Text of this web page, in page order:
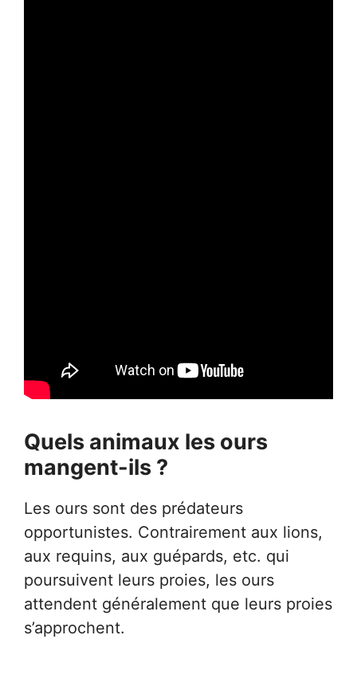
Quels animaux les ours
mangent-ils ?
Les ours sont des prédateurs
opportunistes. Contrairement aux lions,
aux requins, aux guépards, etc. qui
poursuivent leurs proies, les ours
attendent généralement que leurs proies
s’approchent.